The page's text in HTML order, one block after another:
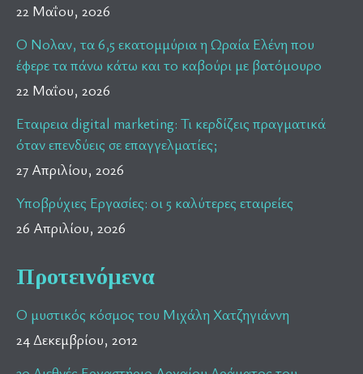
22 Μαΐου, 2026
Ο Νολαν, τα 6,5 εκατομμύρια η Ωραία Ελένη που
έφερε τα πάνω κάτω και το καβούρι με βατόμουρο
22 Μαΐου, 2026
Εταιρεια digital marketing: Τι κερδίζεις πραγματικά
όταν επενδύεις σε επαγγελματίες;
27 Απριλίου, 2026
Υποβρύχιες Εργασίες: οι 5 καλύτερες εταιρείες
26 Απριλίου, 2026
Προτεινόμενα
Ο μυστικός κόσμος του Μιχάλη Χατζηγιάννη
24 Δεκεμβρίου, 2012